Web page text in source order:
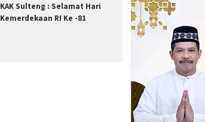
KAK Sulteng : Selamat Hari
Kemerdekaan RI Ke -81